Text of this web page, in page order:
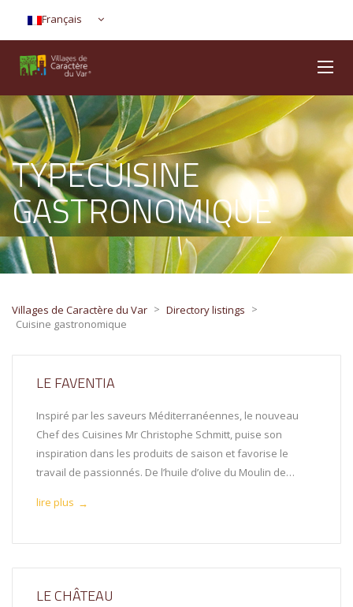
Français
TYPECUISINE
GASTRONOMIQUE
Villages de Caractère du Var > Directory listings >
Cuisine gastronomique
LE FAVENTIA
Inspiré par les saveurs Méditerranéennes, le nouveau
Chef des Cuisines Mr Christophe Schmitt, puise son
inspiration dans les produits de saison et favorise le
travail de passionnés. De l’huile d’olive du Moulin de…
lire plus →
LE CHÂTEAU